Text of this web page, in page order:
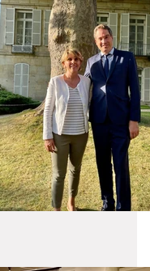
500 jours de
jours de trop. La